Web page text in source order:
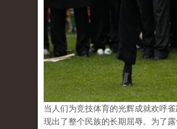
当人们为竞技体育的光辉成就欢呼
现出了整个民族的长期屈辱。为了